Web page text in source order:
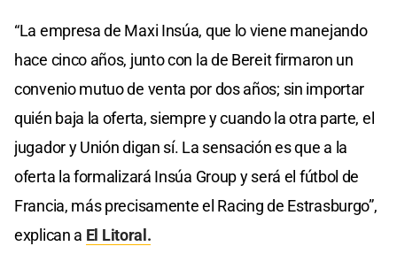
“La empresa de Maxi Insúa, que lo viene manejando
hace cinco años, junto con la de Bereit firmaron un
convenio mutuo de venta por dos años; sin importar
quién baja la oferta, siempre y cuando la otra parte, el
jugador y Unión digan sí. La sensación es que a la
oferta la formalizará Insúa Group y será el fútbol de
Francia, más precisamente el Racing de Estrasburgo”,
explican a El Litoral.